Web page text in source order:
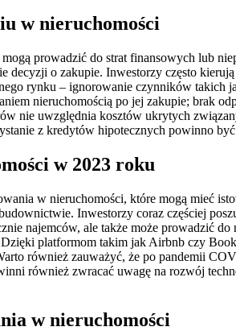
w nieruchomości
prowadzić do strat finansowych lub
decyzji o zakupie. Inwestorzy często
rynku – ignorowanie czynników
nieruchomością po jej zakupie; brak
nie uwzględnia kosztów ukrytych
z kredytów hipotecznych powinno
w 2023 roku
w nieruchomości, które mogą mieć
Inwestorzy coraz częściej
najemców, ale także może prowadzić
platformom takim jak Airbnb czy
również zauważyć, że po pandemii
również zwracać uwagę na rozwój
w nieruchomości